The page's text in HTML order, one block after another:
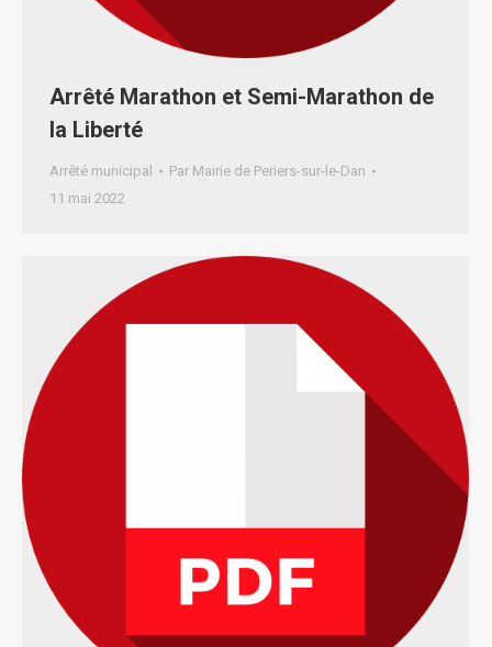
Arrêté Marathon et Semi-Marathon de
la Liberté
Arrêté municipal Par Mairie de Periers-sur-le-Dan
11 mai 2022